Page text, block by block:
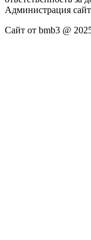
Администрация
Сайт от bmb3 @